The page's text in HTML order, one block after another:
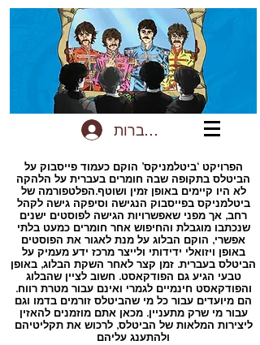
להתחברות
הפרויקט ‘ביטלמניקס’ הוקם כעמוד פייסבוק על
הביטלס בתקופה שבה חומרים בעברית על הלהקה
לא היו קיימים באופן זמין ושוטף.הפלטפורמה של
ביטלמניקס בפייסבוק הנגישה וסיפקה גישה לקהל
רחב, אך מפני שאפשרויות הגישה לפוסטים ישנים
שנכתבו מוגבלת והחיפוש אחר חומרים כמעט בלתי
אפשרי, הוקם הבלוג על מנת לאגור את הפוסטים
באופן ויזואלי ידידותי ולייצר מרכז ידע מעמיק על
הביטלס בעברית. זמן קצר לאחר השקת הבלוג, באופן
טבעי הגיע גם הפודקאסט. חשוב לציין שהבלוג
והפודקאסט חינמיים לגמרי ואינם עבור מטרת רווח.
הם מיועדים עבור כל מי שהביטלס זורמים בדמו וגם
עבור מי שרק מתעניין. מכאן אתם מוזמנים להאזין
ליצירות המלאות של הביטלס, לרכוש את תקליטיהם
ולהתענג עליהם